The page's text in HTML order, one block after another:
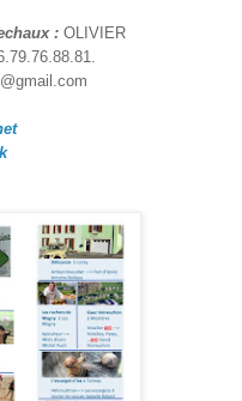
: OLIVIER